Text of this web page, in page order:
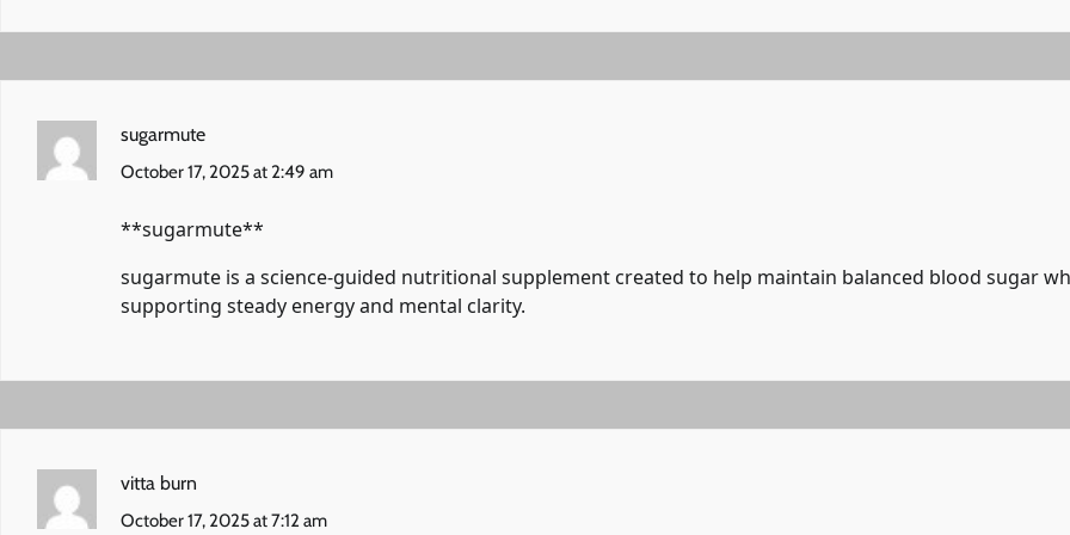
sugarmute
October 17, 2025 at 2:49 am
** sugarmute**
sugarmute is a science-guided nutritional supplement created to help maintain balanced blood sugar
supporting steady energy and mental clarity.
vitta burn
October 17, 2025 at 7:12 am